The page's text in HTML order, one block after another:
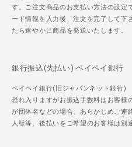
す。ご注文商品のお支払い方法の設定
ード情報を入力後、注文を完了して下
たら速やかに商品を発送いたします。
銀行振込(先払い) ペイペイ銀行
ペイペイ銀行(旧ジャパンネット銀行)
恐れ入りますがお振込手数料はお客様
が団体名などの場合、あらかじめご連
人様等、後払いをご希望のお客様は別